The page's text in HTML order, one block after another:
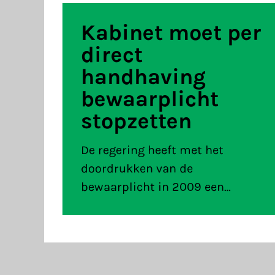
Kabinet moet per
direct
handhaving
bewaarplicht
stopzetten
De regering heeft met het
doordrukken van de
bewaarplicht in 2009 een
de vrijheid van onverdachte